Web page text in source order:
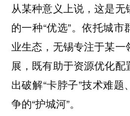
从某种意义上说，这是
的一种“优选”。依托城
业生态，无锡专注于某一
展，既有助于资源优化
出破解“卡脖子”技术难
争的“护城河”。